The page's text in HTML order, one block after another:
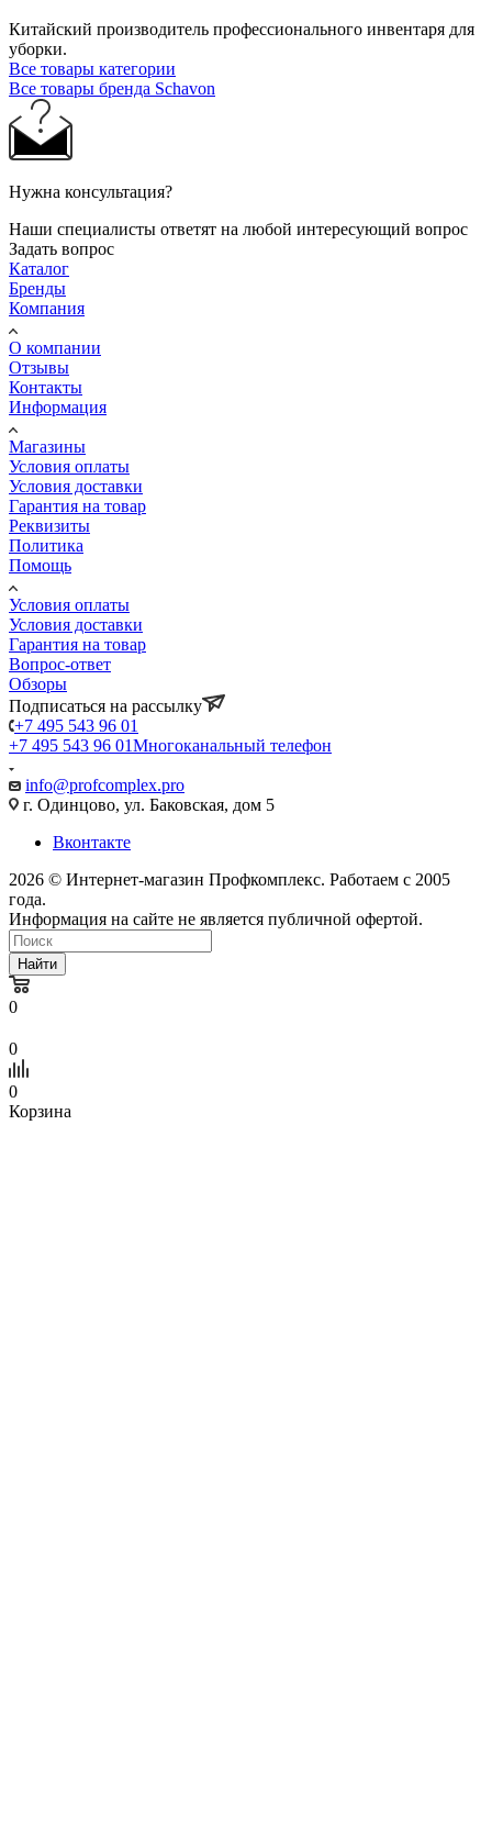
Китайский производитель профессионального инвентаря для
уборки.
Все товары категории
Все товары бренда Schavon
Нужна консультация?
Наши специалисты ответят на любой интересующий вопрос
Задать вопрос
Каталог
Бренды
Компания
О компании
Отзывы
Контакты
Информация
Магазины
Условия оплаты
Условия доставки
Гарантия на товар
Реквизиты
Политика
Помощь
Условия оплаты
Условия доставки
Гарантия на товар
Вопрос-ответ
Обзоры
Подписаться на рассылку
+7 495 543 96 01
+7 495 543 96 01Многоканальный телефон
info@profcomplex.pro
г. Одинцово, ул. Баковская, дом 5
Вконтакте
2026 © Интернет-магазин Профкомплекс. Работаем с 2005
года.
Информация на сайте не является публичной офертой.
Найти
0
0
0
Корзина